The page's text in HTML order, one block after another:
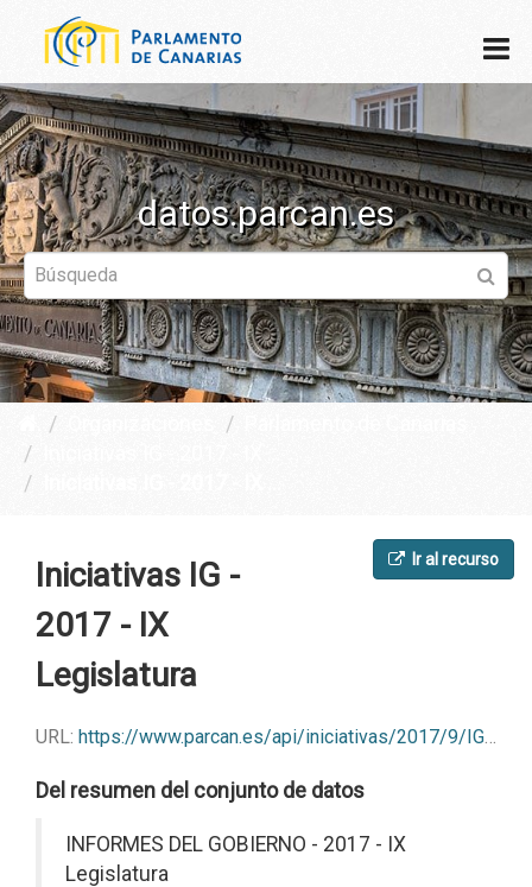
datos.parcan.es
Ir al recurso
Iniciativas IG -
2017 - IX
Legislatura
URL: https://www.parcan.es/api/iniciativas/2017/9/IG?format=json
Del resumen del conjunto de datos
INFORMES DEL GOBIERNO - 2017 - IX
Legislatura